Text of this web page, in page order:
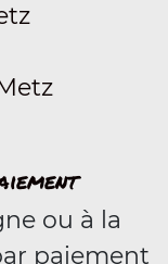
ou à la
paiement